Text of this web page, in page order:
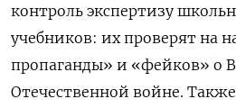
контроль экспертизу
учебников: их проверят на
пропаганды» и «фейков» о
Отечественной войне.